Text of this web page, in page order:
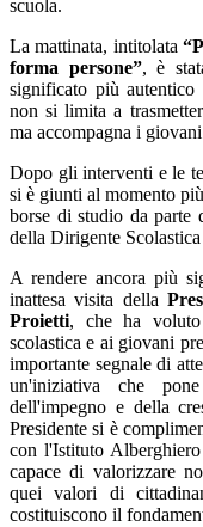
scuola.
La mattinata, intitolata
forma persone”, è
significato più autentico
non si limita a
ma accompagna i
Dopo gli interventi e le
si è giunti al momento
borse di studio da parte
della Dirigente Scolastica
A rendere ancora più
inattesa visita della
Proietti, che ha
scolastica e ai giovani
importante segnale di
un'iniziativa che
dell'impegno e della
Presidente si è
con l'Istituto
capace di valorizzare
quei valori di
costituiscono il